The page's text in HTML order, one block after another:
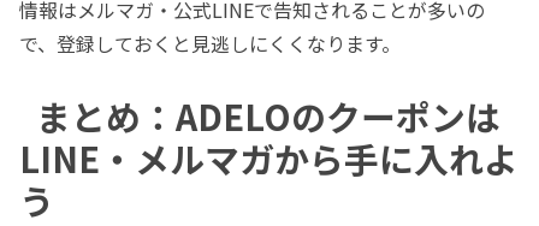
情報はメルマガ・公式LINEで告知されることが多いの
で、登録しておくと見逃しにくくなります。
まとめ：ADELOのクーポンは
LINE・メルマガから手に入れよ
う